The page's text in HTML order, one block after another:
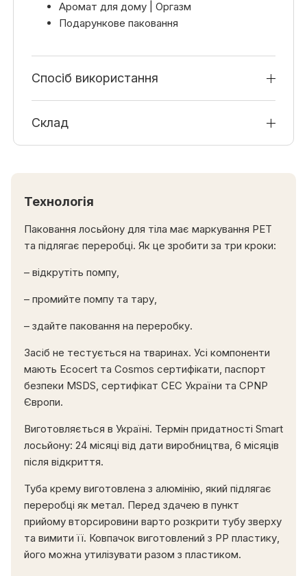
Аромат для дому | Оргазм
Подарункове паковання
Спосіб використання
Склад
Технологія
Паковання лосьйону для тіла має маркування РET
та підлягає переробці. Як це зробити за три кроки:
– відкрутіть помпу,
– промийте помпу та тару,
– здайте паковання на переробку.
Засіб не тестується на тваринах. Усі компоненти
мають Ecocert та Cosmos сертифікати, паспорт
безпеки MSDS, сертифікат CEС України та CPNP
Європи.
Виготовляється в Україні. Термін придатності Smart
лосьйону: 24 місяці від дати виробництва, 6 місяців
після відкриття.
Туба крему виготовлена з алюмінію, який підлягає
переробці як метал. Перед здачею в пункт
прийому вторсировини варто розкрити тубу зверху
та вимити її. Ковпачок виготовлений з PP пластику,
його можна утилізувати разом з пластиком.